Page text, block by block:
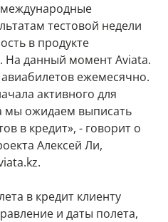
тестовой недели
в продукте
На данный момент Aviata.
ежемесячно.
активного для
мы ожидаем выписать
в кредит», - говорит о
Алексей Ли,
в кредит клиенту
и даты полета,